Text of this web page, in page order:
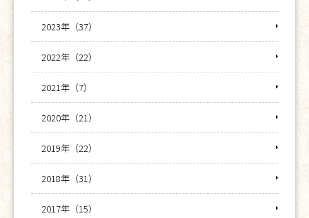
2023年（37）
2022年（22）
2021年（7）
2020年（21）
2019年（22）
2018年（31）
2017年（15）